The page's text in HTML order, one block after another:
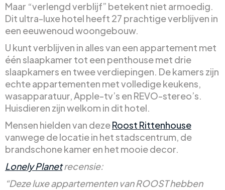
Maar “verlengd verblijf” betekent niet armoedig.
Dit ultra-luxe hotel heeft 27 prachtige verblijven in
een eeuwenoud woongebouw.
U kunt verblijven in alles van een appartement met
één slaapkamer tot een penthouse met drie
slaapkamers en twee verdiepingen. De kamers zijn
echte appartementen met volledige keukens,
wasapparatuur, Apple-tv’s en REVO-stereo’s.
Huisdieren zijn welkom in dit hotel.
Mensen hielden van dezeRoost Rittenhouse
vanwege de locatie in het stadscentrum, de
brandschone kamer en het mooie decor.
Lonely Planetrecensie:
“Deze luxe appartementen van ROOST hebben